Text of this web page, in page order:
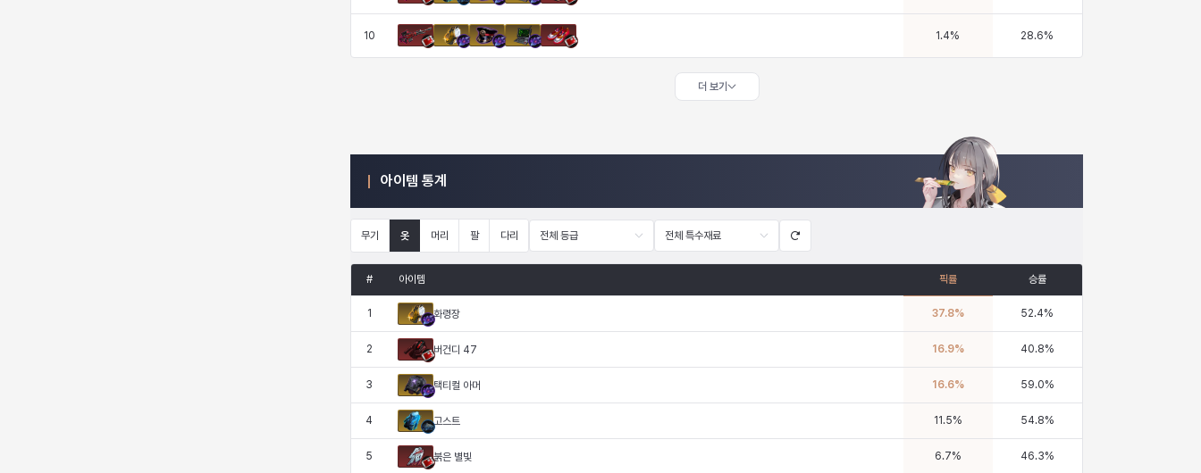
10 1.4% 28.6%
더 보기
아이템 통계
무기 옷 머리 팔 다리 전체 등급 전체 특수재료
# 아이템 픽률 승률
1 화령장 37.8% 52.4%
2 버건디 47 16.9% 40.8%
3 택티컬 아머 16.6% 59.0%
4 고스트 11.5% 54.8%
5 붉은 별빛 6.7% 46.3%